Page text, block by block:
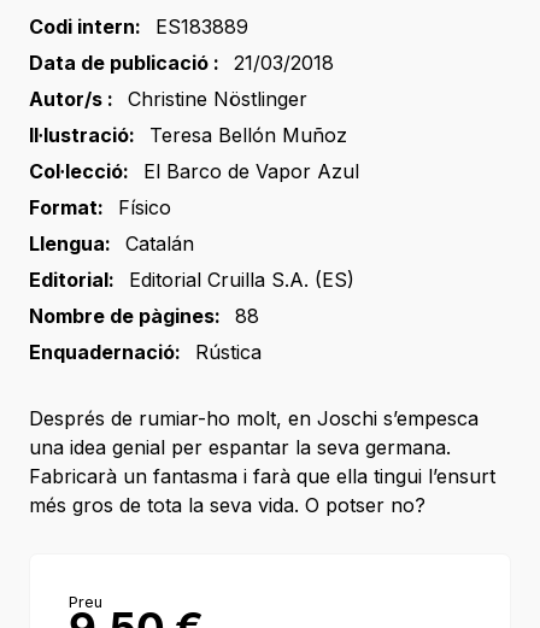
Codi intern:
ES183889
Data de publicació :
21/03/2018
Autor/s :
Christine Nöstlinger
Il·lustració:
Teresa Bellón Muñoz
Col·lecció:
El Barco de Vapor Azul
Format:
Físico
Llengua:
Catalán
Editorial:
Editorial Cruilla S.A. (ES)
Nombre de pàgines:
88
Enquadernació:
Rústica
Després de rumiar-ho molt, en Joschi s’empesca
una idea genial per espantar la seva germana.
Fabricarà un fantasma i farà que ella tingui l’ensurt
més gros de tota la seva vida. O potser no?
Preu